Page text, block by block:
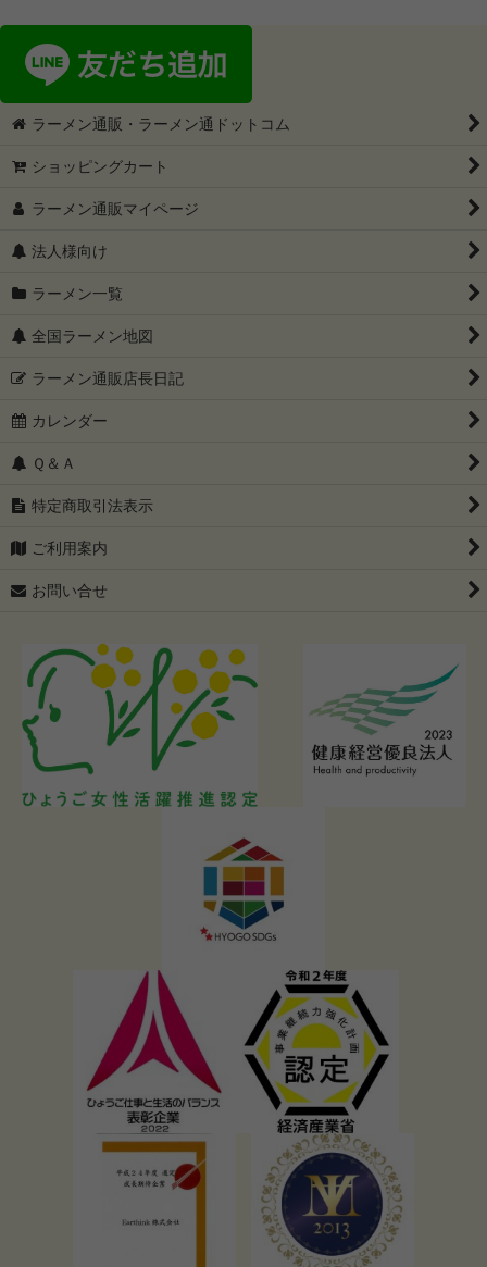
ラーメン通販・ラーメン通ドットコム
ショッピングカート
ラーメン通販マイページ
法人様向け
ラーメン一覧
全国ラーメン地図
ラーメン通販店長日記
カレンダー
Ｑ＆Ａ
特定商取引法表示
ご利用案内
お問い合せ